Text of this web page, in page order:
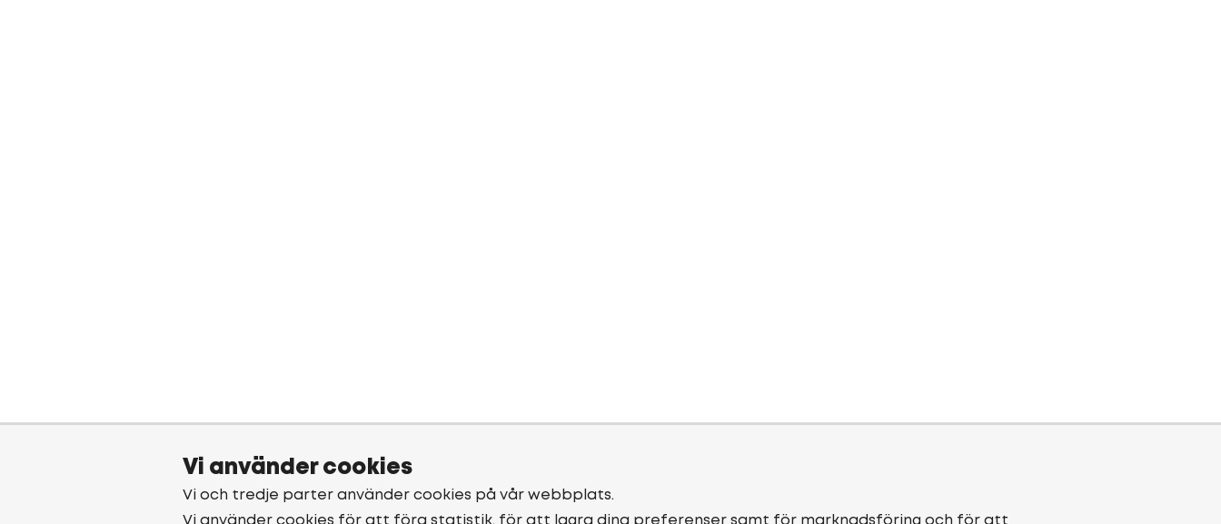
Vi använder cookies
Vi och tredje parter använder cookies på vår webbplats.
Vi använder cookies för att föra statistik, för att lagra dina preferenser samt för marknadsföring och för att